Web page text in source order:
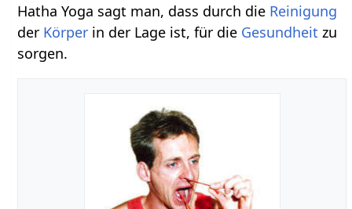
Hatha Yoga sagt man, dass durch die Reinigung
der Körper in der Lage ist, für die Gesundheit zu
sorgen.